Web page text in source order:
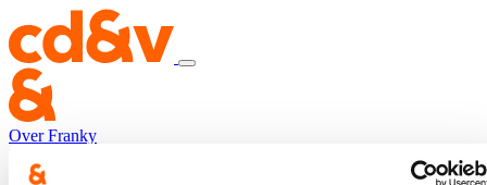
Over Franky
Nieuws
Franky in Brussel